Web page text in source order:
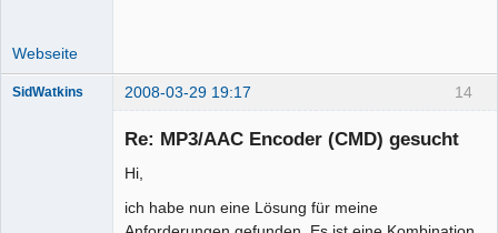
Webseite
14
SidWatkins 2008-03-29 19:17
Re: MP3/AAC Encoder (CMD) gesucht
Hi,
ich habe nun eine Lösung für meine